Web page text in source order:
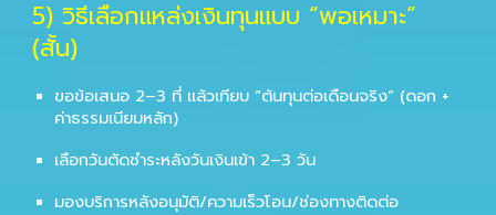
5) วิธีเลือกแหล่งเงินทุนแบบ “พอเหมาะ”
(สั้น)
ขอข้อเสนอ 2–3 ที่ แล้วเทียบ “ต้นทุนต่อเดือนจริง” (ดอก +
ค่าธรรมเนียมหลัก)
เลือกวันตัดชำระหลังวันเงินเข้า 2–3 วัน
มองบริการหลังอนุมัติ/ความเร็วโอน/ช่องทางติดต่อ